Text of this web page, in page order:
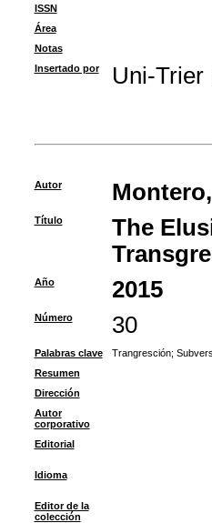
ISSN
Área
Notas
Insertado por
Uni-Trier
Autor
Título
The
Año 2015
Número 30
Palabras clave Trangresción;
Resumen
Dirección
Autor
corporativo
Editorial
Idioma
Editor de la
colección